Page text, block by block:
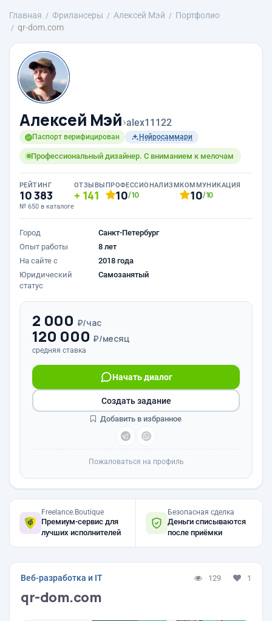
Главная Фрилансеры Алексей Мэй
Портфолио
qr-dom.com
Алексей Мэй›alex11122
Паспорт верифицирован Нейросаммари
Профессиональный дизайнер. С вниманием к мелочам
РЕЙТИНГ
10 383
№ 650 в каталоге
ОТЗЫВЫ
141
ПРОФЕССИОНАЛИЗМ
10/10
КОММУНИКАЦИЯ
10/10
Город
Санкт-Петербург
Опыт работы
8 лет
На сайте с
2018 года
Юридический
статус
Самозанятый
2 000 ₽/час
120 000 ₽/месяц
средняя ставка
Начать диалог
Создать задание
Добавить в избранное
Пожаловаться на профиль
Freelance.Boutique
Премиум-сервис для
лучших исполнителей
Безопасная сделка
Деньги списываются
после приёмки
Веб-разработка и IT 129 1
qr-dom.com